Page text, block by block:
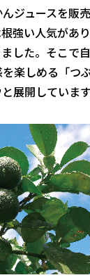
ジュースを販
強い人気があ
した。そこで
楽しめる「つ
展開しています